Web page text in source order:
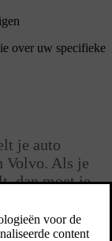
over uw specifieke
je auto
Volvo. Als je
dan moet je